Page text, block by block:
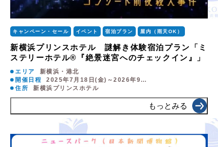
キャンペーン・セール イベント 宿泊プラン 屋内（雨天OK）
新横浜プリンスホテル 謎解き体験宿泊プラン「ミ
ステリーホテル®『絶景迷宮へのチェックイン』」
エリア
新横浜・港北
開催日程
2025年7月18日(金)～2026年9…
住所
新横浜プリンスホテル
もっとみる